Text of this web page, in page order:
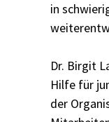
in
Dr. Birgit
Hilfe für
der